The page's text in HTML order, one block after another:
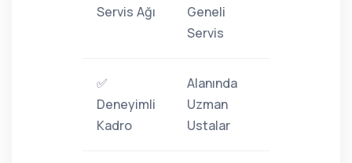
Servis Ağı
Geneli
Servis
✅
Deneyimli
Kadro
Alanında
Uzman
Ustalar